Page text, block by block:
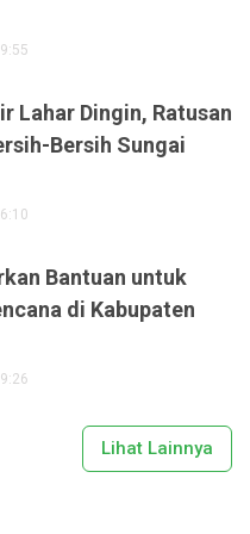
Lahar Dingin, Ratusan
Bersih Sungai
Bantuan untuk
di Kabupaten
Lihat Lainnya